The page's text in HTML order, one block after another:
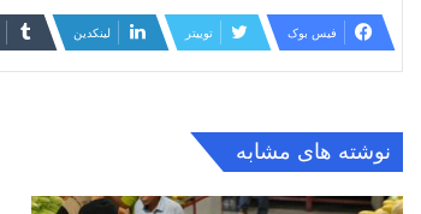
فیس بوک توییتر لینکدین
نوشته های مشابه